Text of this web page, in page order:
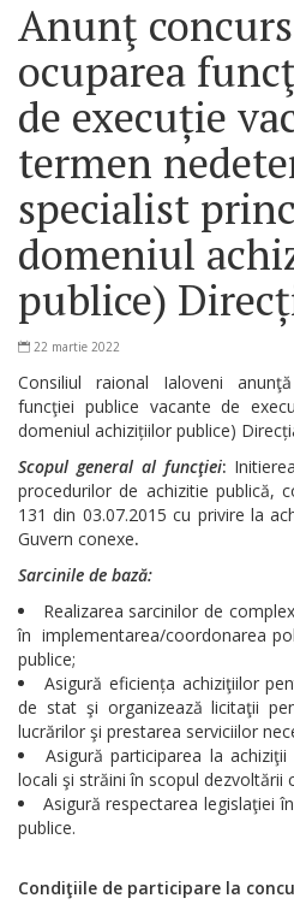
Anunţ
ocuparea
de execuție
termen
specialist
domeniul
publice)
22 martie 2022
Consiliul raional Ialoveni
funcţiei publice vacante de
domeniul achizițiilor publice)
Scopul general al funcţiei:
procedurilor de achizitie publică,
131 din 03.07.2015 cu privire la
Guvern conexe.
Sarcinile de bază:
Realizarea sarcinilor de
în implementarea/coordonarea
publice;
Asigură eficiența achiziţiilor
de stat şi organizează licitaţii
lucrărilor şi prestarea serviciilor
Asigură participarea la
locali şi străini în scopul dezvoltării
Asigură respectarea legislaţiei
publice.
Condiţiile de participare la